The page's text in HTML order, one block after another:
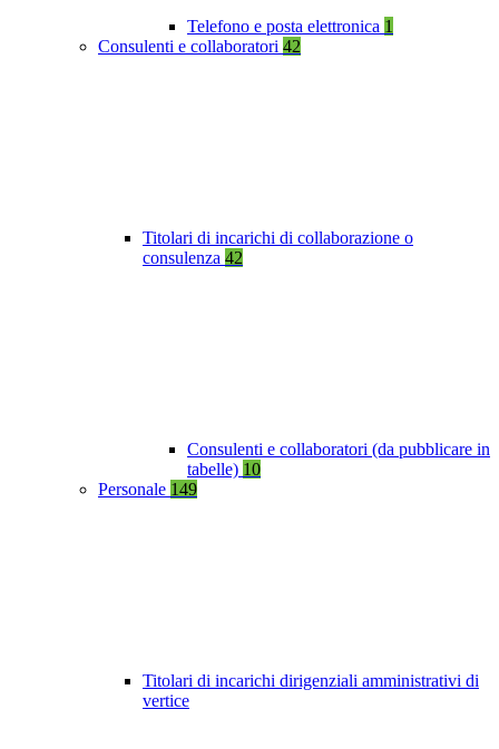
Telefono e posta elettronica 1
Consulenti e collaboratori 42
Titolari di incarichi di collaborazione o
consulenza 42
Consulenti e collaboratori (da pubblicare in
tabelle) 10
Personale 149
Titolari di incarichi dirigenziali amministrativi di
vertice